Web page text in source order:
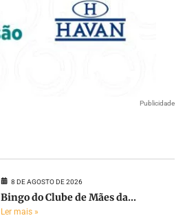
Publicidade
8 DE AGOSTO DE 2026
Bingo do Clube de Mães da...
Ler mais »